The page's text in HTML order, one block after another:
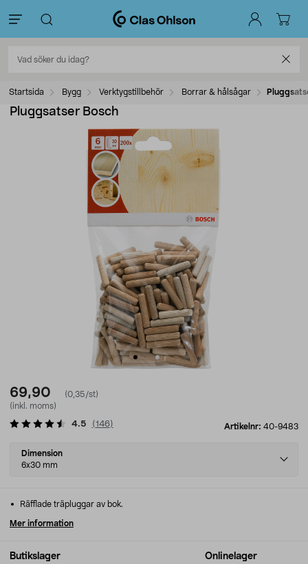
Startsida Bygg Verktygstillbehör Borrar & hålsågar
Pluggsatser Bosch
69,90
(0,35/st)
(inkl. moms)
Artikelnr: 40-9483
4.5 (146)
Select
variant
Dimension
6x30 mm
Butikslager Onlinelager
Räfflade träpluggar av bok.
Mer information